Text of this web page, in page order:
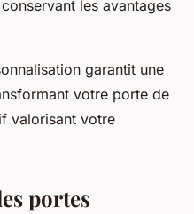
les avantages
garantit une
votre porte de
valorisant votre
portes